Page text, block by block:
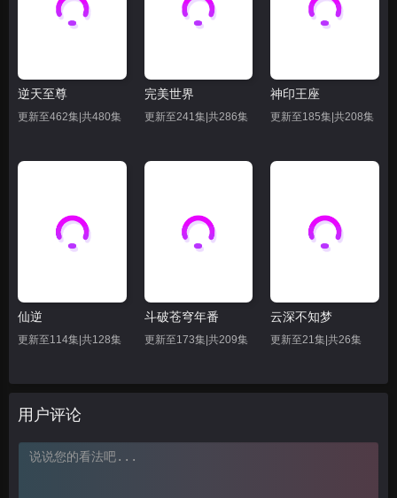
49 52 55
75 76 77
84 85 86
90
93
逆天至尊
更新至462集|共480集
完美世界
更新至241集|共286集
神印王座
更新至185集|共208集
仙逆
更新至114集|共128集
斗破苍穹年番
更新至173集|共209集
云深不知梦
更新至21集|共26集
用户评论